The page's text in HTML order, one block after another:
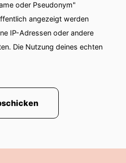
oder Pseudonym"
angezeigt werden
IP-Adressen oder andere
Die Nutzung deines echten